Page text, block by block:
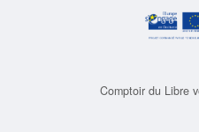
Comptoir du Libre